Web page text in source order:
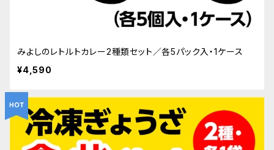
みよしのレトルトカレー2種類セット／各5パック入・1ケース
¥4,590